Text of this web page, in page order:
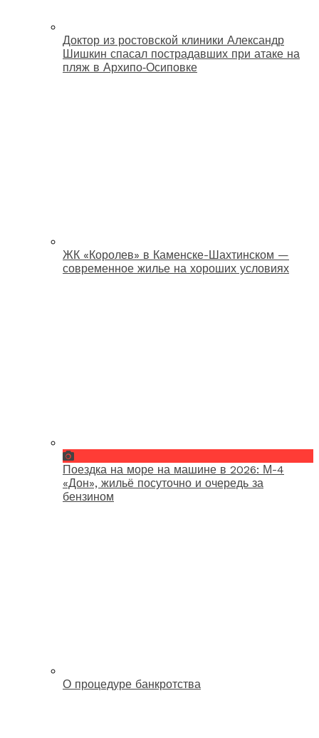
Доктор из ростовской клиники Александр
Шишкин спасал пострадавших при атаке на
пляж в Архипо‑Осиповке
ЖК «Королев» в Каменске-Шахтинском —
современное жилье на хороших условиях
Поездка на море на машине в 2026: М-4
«Дон», жильё посуточно и очередь за
бензином
О процедуре банкротства